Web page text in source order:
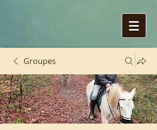
Groupes